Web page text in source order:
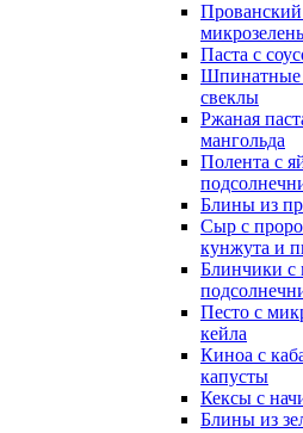
Паста с
Шпинатные
свеклы
Ржаная
мангольда
Полента с
Блины из
Cыр с
кунжута и
Блинчики с
Песто с
кейла
Киноа с
капусты
Кексы с
Блины из